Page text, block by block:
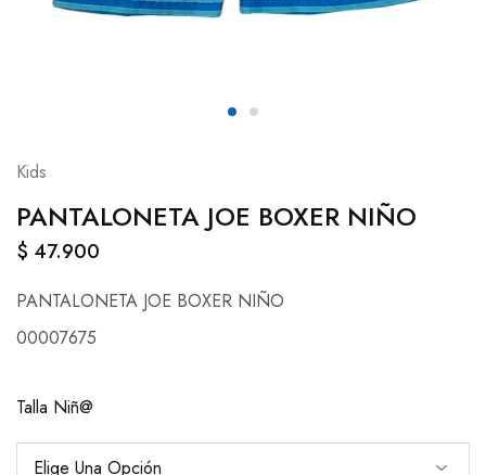
Kids
PANTALONETA JOE BOXER NIÑO
$ 47.900
PANTALONETA JOE BOXER NIÑO
00007675
Talla Niñ@